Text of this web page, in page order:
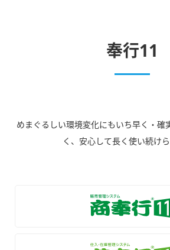
奉行11
めまぐるしい環境変化にもいち早く・確
く、安心して長く使い続けら